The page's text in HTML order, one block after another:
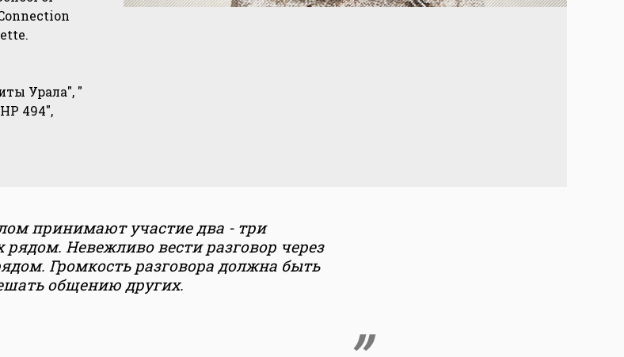
Урала", "
494",
принимают участие два - три
рядом. Невежливо вести разговор через
Громкость разговора должна быть
общению других.